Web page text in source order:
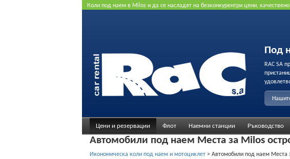
Коли под наем в Milos и да се насладят на безконкурентри цени,
Под
RAC SA
Цени и резервации Флот Наемни станции Ръководство
Автомобили под наем Места за Milos
Икономическа коли под наем и мотоциклет > Автомобили под наем Места